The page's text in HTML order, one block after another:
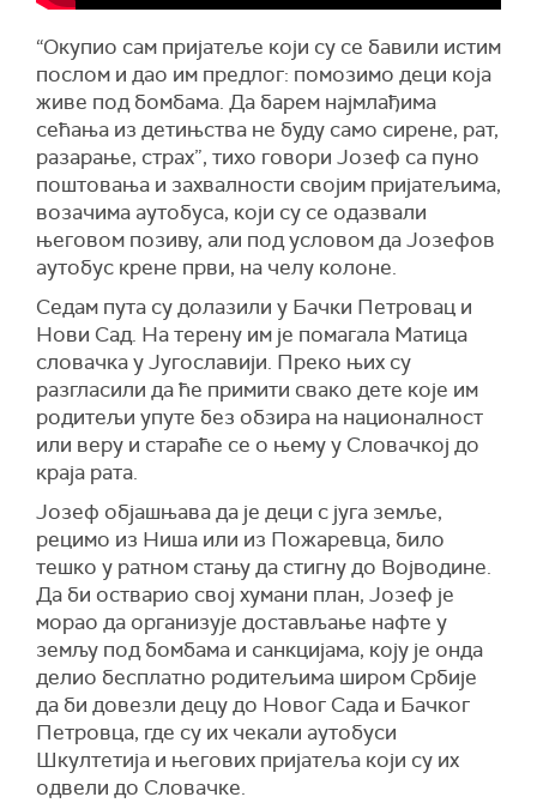
“Окупио сам пријатеље који су се бавили истим
послом и дао им предлог: помозимо деци која
живе под бомбама. Да барем најмлађима
сећања из детињства не буду само сирене, рат,
разарање, страх”, тихо говори Јозеф са пуно
поштовања и захвалности својим пријатељима,
возачима аутобуса, који су се одазвали
његовом позиву, али под условом да Јозефов
аутобус крене први, на челу колоне.
Седам пута су долазили у Бачки Петровац и
Нови Сад. На терену им је помагала Матица
словачка у Југославији. Преко њих су
разгласили да ће примити свако дете које им
родитељи упуте без обзира на националност
или веру и стараће се о њему у Словачкој до
краја рата.
Јозеф објашњава да је деци с југа земље,
рецимо из Ниша или из Пожаревца, било
тешко у ратном стању да стигну до Војводине.
Да би остварио свој хумани план, Јозеф је
морао да организује достављање нафте у
земљу под бомбама и санкцијама, коју је онда
делио бесплатно родитељима широм Србије
да би довезли децу до Новог Сада и Бачког
Петровца, где су их чекали аутобуси
Шкултетија и његових пријатеља који су их
одвели до Словачке.